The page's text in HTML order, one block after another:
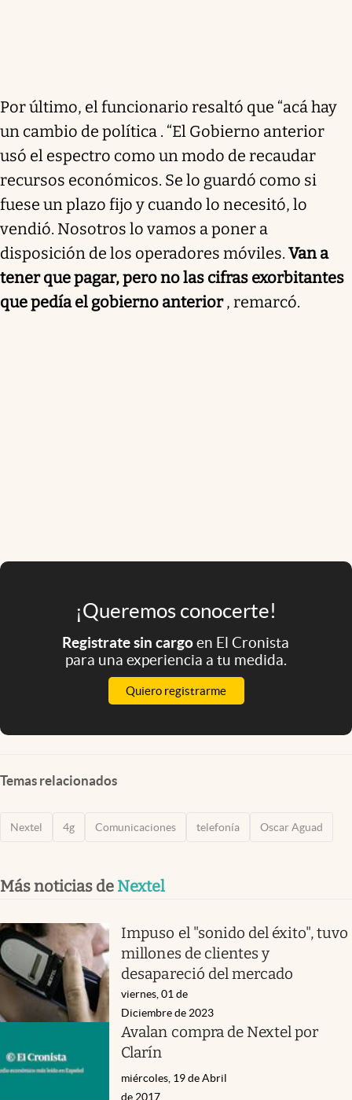
Por último, el funcionario resaltó que “acá hay
un cambio de política . “El Gobierno anterior
usó el espectro como un modo de recaudar
recursos económicos. Se lo guardó como si
fuese un plazo fijo y cuando lo necesitó, lo
vendió. Nosotros lo vamos a poner a
disposición de los operadores móviles. Van a
tener que pagar, pero no las cifras exorbitantes
que pedía el gobierno anterior, remarcó.
¡Queremos conocerte!
Registrate sin cargoen El Cronista
para una experiencia a tu medida.
Quiero registrarme
Temas relacionados
Nextel 4g Comunicaciones telefonía Oscar Aguad
Más noticias de Nextel
Impuso el "sonido del éxito", tuvo
millones de clientes y
desapareció del mercado
viernes, 01 de
Diciembre de 2023
Avalan compra de Nextel por
Clarín
miércoles, 19 de Abril
de 2017